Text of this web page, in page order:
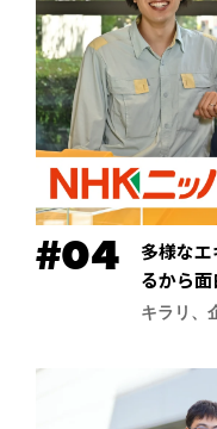
多様な
るから
（ニッ
キラリ、